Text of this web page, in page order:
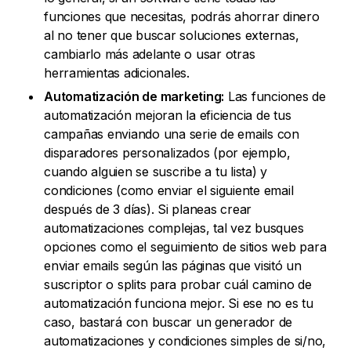
funciones que necesitas, podrás ahorrar dinero
al no tener que buscar soluciones externas,
cambiarlo más adelante o usar otras
herramientas adicionales.
Automatización de marketing: Las funciones de
automatización mejoran la eficiencia de tus
campañas enviando una serie de emails con
disparadores personalizados (por ejemplo,
cuando alguien se suscribe a tu lista) y
condiciones (como enviar el siguiente email
después de 3 días). Si planeas crear
automatizaciones complejas, tal vez busques
opciones como el seguimiento de sitios web para
enviar emails según las páginas que visitó un
suscriptor o splits para probar cuál camino de
automatización funciona mejor. Si ese no es tu
caso, bastará con buscar un generador de
automatizaciones y condiciones simples de si/no,